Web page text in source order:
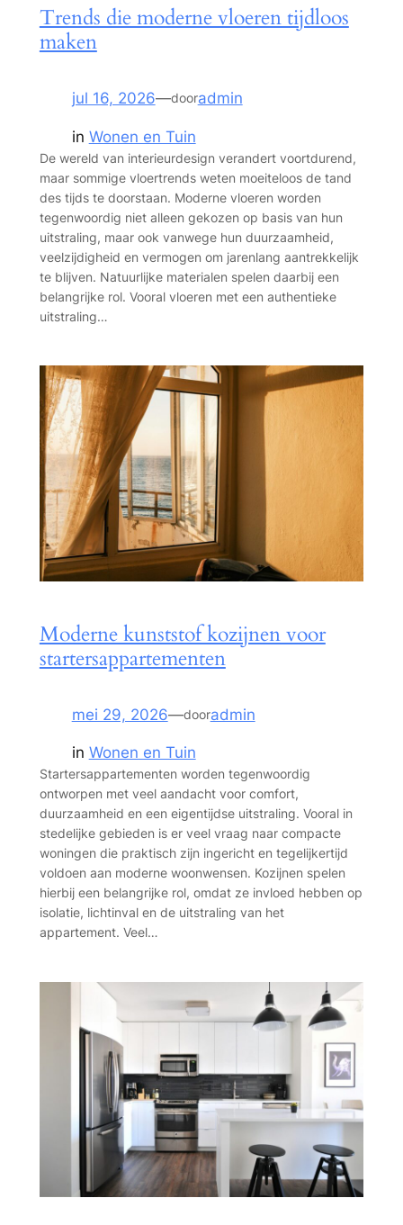
Trends die moderne vloeren tijdloos
maken
jul 16, 2026—dooradmin
in Wonen en Tuin
De wereld van interieurdesign verandert voortdurend,
maar sommige vloertrends weten moeiteloos de tand
des tijds te doorstaan. Moderne vloeren worden
tegenwoordig niet alleen gekozen op basis van hun
uitstraling, maar ook vanwege hun duurzaamheid,
veelzijdigheid en vermogen om jarenlang aantrekkelijk
te blijven. Natuurlijke materialen spelen daarbij een
belangrijke rol. Vooral vloeren met een authentieke
uitstraling…
Moderne kunststof kozijnen voor
startersappartementen
mei 29, 2026—dooradmin
in Wonen en Tuin
Startersappartementen worden tegenwoordig
ontworpen met veel aandacht voor comfort,
duurzaamheid en een eigentijdse uitstraling. Vooral in
stedelijke gebieden is er veel vraag naar compacte
woningen die praktisch zijn ingericht en tegelijkertijd
voldoen aan moderne woonwensen. Kozijnen spelen
hierbij een belangrijke rol, omdat ze invloed hebben op
isolatie, lichtinval en de uitstraling van het
appartement. Veel…